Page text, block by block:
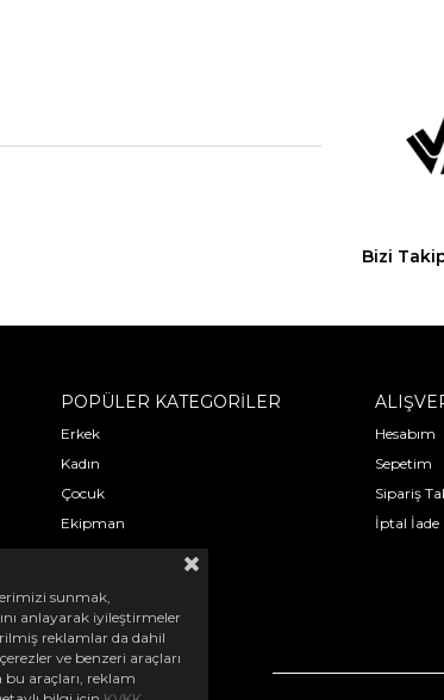
Bizi
POPÜLER KATEGORİLER
Erkek
Kadın
Çocuk
Ekipman
Hesabım
Sepetim
Sipariş
İptal İade
sunmak,
anlayarak iyileştirmeler
reklamlar da dahil
ve benzeri araçları
araçları, reklam